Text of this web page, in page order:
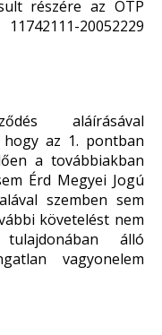
részére az OTP
20052229
aláírásával
az 1. pontban
a továbbiakban
Érd Megyei Jogú
szemben sem
követelést nem
álló
vagyonelem